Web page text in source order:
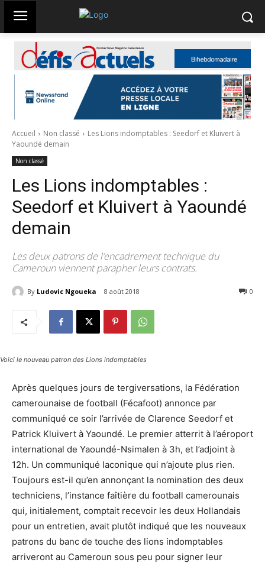
Accueil Non classé
Les Lions indomptables : Seedorf et Kluivert à
Yaoundé demain
Non classé
Les Lions indomptables :
Seedorf et Kluivert à Yaoundé
demain
Les deux patrons de l’encadrement technique du
Cameroun viennent parapher leurs contrats.
By Ludovic Ngoueka 8 août 2018 0
Voici le nouveau patron des Lions indomptables
Après quelques jours de tergiversations, la Fédération
camerounaise de football (Fécafoot) annonce par
communiqué ce soir l’arrivée de Clarence Seedorf et
Patrick Kluivert à Yaoundé. Le premier atterrit à l’aéroport
international de Yaoundé-Nsimalen à 3h, et l’adjoint à
12h. Un communiqué laconique qui n’ajoute plus rien.
Toujours est-il qu’en annonçant la nomination des deux
techniciens, l’instance faîtière du football camerounais
qui, initialement, comptait recevoir les deux Hollandais
pour un entretien, avait plutôt indiqué que les nouveaux
patrons du banc de touche des lions indomptables
arriveront au Cameroun sous peu pour signer leur